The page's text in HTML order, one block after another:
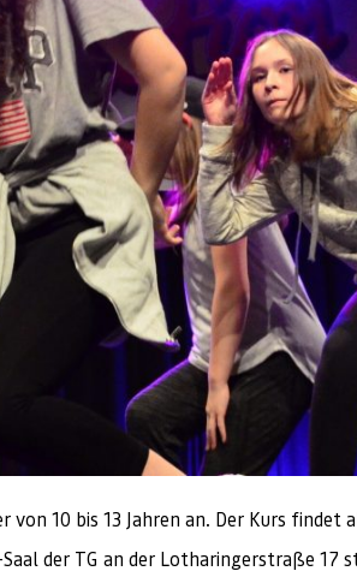
10 bis 13 Jahren an. Der Kurs findet
der TG an der Lotharingerstraße 17